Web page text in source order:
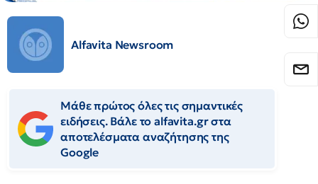
Alfavita Newsroom
Μάθε πρώτος όλες τις σημαντικές
ειδήσεις. Βάλε το alfavita.gr στα
αποτελέσματα αναζήτησης της
Google